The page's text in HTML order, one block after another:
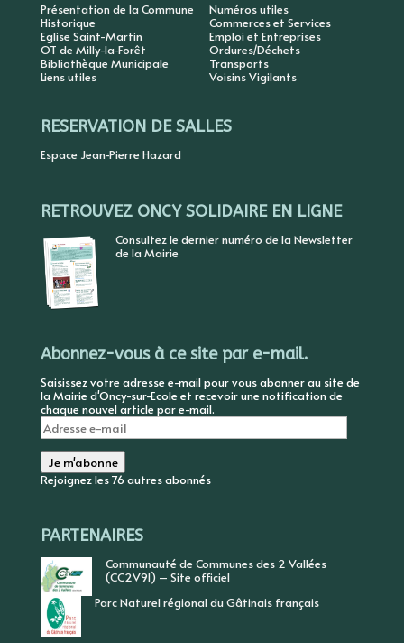
Présentation de la Commune
Historique
Eglise Saint-Martin
OT de Milly-la-Forêt
Bibliothèque Municipale
Liens utiles
Numéros utiles
Commerces et Services
Emploi et Entreprises
Ordures/Déchets
Transports
Voisins Vigilants
RESERVATION DE SALLES
Espace Jean-Pierre Hazard
RETROUVEZ ONCY SOLIDAIRE EN LIGNE
Consultez le dernier numéro de la Newsletter
de la Mairie
Abonnez-vous à ce site par e-mail.
Saisissez votre adresse e-mail pour vous abonner au site de
la Mairie d'Oncy-sur-Ecole et recevoir une notification de
chaque nouvel article par e-mail.
Adresse
e-
mail
Je m'abonne
Rejoignez les 76 autres abonnés
PARTENAIRES
Communauté de Communes des 2 Vallées
(CC2V91) – Site officiel
Parc Naturel régional du Gâtinais français